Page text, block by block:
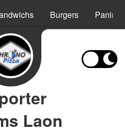
Burgers Paninis
Laon